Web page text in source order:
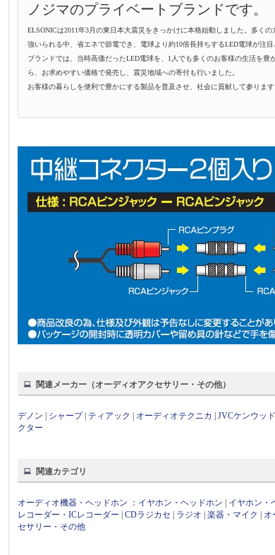
ノジマのプライベートブランドです。
ELSONICは2011年3月の東日本大震災をきっかけに本格始動しました。多く
強いられる中、省エネで節電でき、電球より約10倍長持ちするLED電球が注
ブランドでは、当時高価だったLED電球を、1人でも多くのお客様の生活を豊
ら、お求めやすい価格で発売し、震災地域への寄付も行いました。
お客様の暮らしを便利で豊かにする製品を普及させ、社会に貢献して参ります
関連メーカー（オーディオアクセサリー・その他）
デノン シャープ| ティアック オーディオテクニカ |JVCケンウッド
クター
関連カテゴリ
オーディオ機器・ヘッドホン ： イヤホン・ヘッドホン イヤホン・
レコーダー・ICレコーダー |CDラジカセ ラジオ |楽器・マイク オ
セサリー・その他